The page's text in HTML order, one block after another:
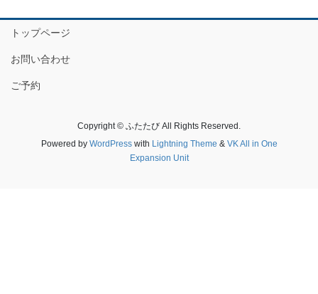
トップページ
お問い合わせ
ご予約
Copyright © ふたたび All Rights Reserved.
Powered by WordPresswith Lightning Theme & VK All in One
Expansion Unit